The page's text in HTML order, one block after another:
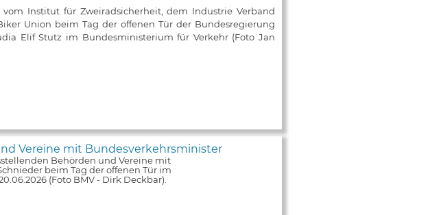
vom Institut für Zweiradsicherheit, dem Industrie Verband
Union beim Tag der offenen Tür der Bundesregierung
Elif Stutz im Bundesministerium für Verkehr (Foto Jan
Vereine mit Bundesverkehrsminister
Behörden und Vereine mit
beim Tag der offenen Tür im
(Foto BMV - Dirk Deckbar).